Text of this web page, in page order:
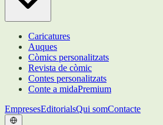
Caricatures
Auques
Còmics personalitzats
Revista de còmic
Contes personalitzats
Conte a midaPremium
EmpresesEditorialsQui somContacte